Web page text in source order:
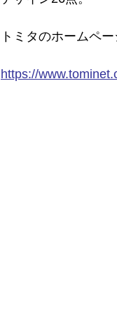
トミタのホームペー
https://